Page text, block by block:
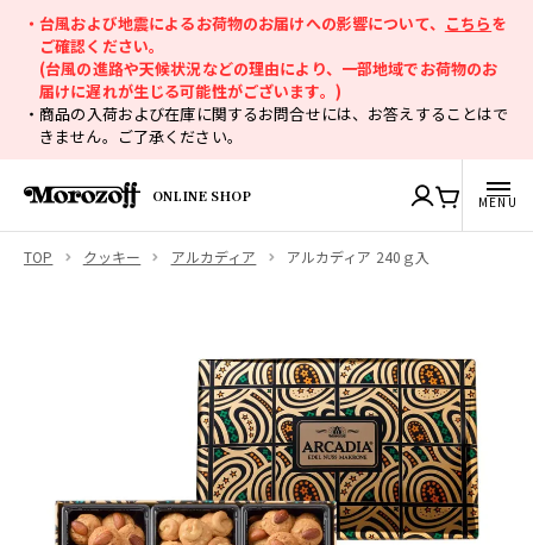
・台風および地震によるお荷物のお届けへの影響について、 こちらを
ご確認ください。
(台風の進路や天候状況などの理由により、一部地域でお荷物のお
届けに遅れが生じる可能性がございます。)
・商品の入荷および在庫に関するお問合せには、お答えすることはで
きません。ご了承ください。
ONLINE SHOP
TOP クッキー アルカディア アルカディア 240ｇ入